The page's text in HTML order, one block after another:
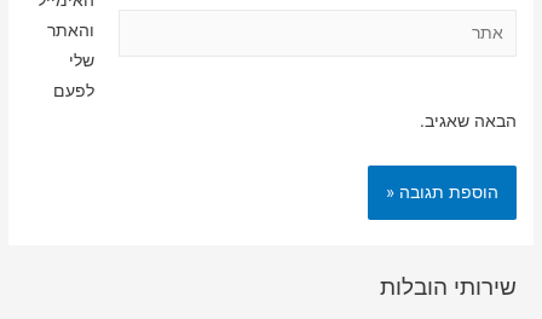
והאתר
שלי
לפעם
הבאה שאגיב.
שירותי הובלות